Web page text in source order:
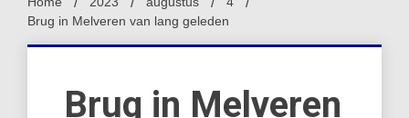
Brug in Melveren van lang geleden
Brug in Melveren